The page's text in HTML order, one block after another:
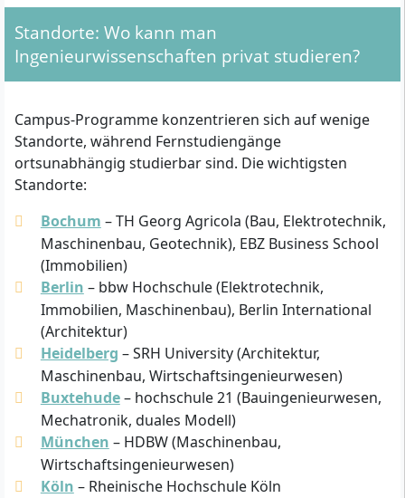
Standorte: Wo kann man
Ingenieurwissenschaften privat studieren?
Campus-Programme konzentrieren sich auf wenige
Standorte, während Fernstudiengänge
ortsunabhängig studierbar sind. Die wichtigsten
Standorte:
Bochum – TH Georg Agricola (Bau, Elektrotechnik,
Maschinenbau, Geotechnik), EBZ Business School
(Immobilien)
Berlin – bbw Hochschule (Elektrotechnik,
Immobilien, Maschinenbau), Berlin International
(Architektur)
Heidelberg – SRH University (Architektur,
Maschinenbau, Wirtschaftsingenieurwesen)
Buxtehude– hochschule 21 (Bauingenieurwesen,
Mechatronik, duales Modell)
München – HDBW (Maschinenbau,
Wirtschaftsingenieurwesen)
Köln – Rheinische Hochschule Köln